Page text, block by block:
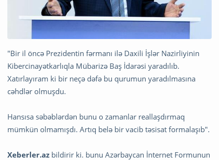
"Bir il öncə Prezidentin fərmanı ilə Daxili İşlər Nazirliyinin
Kibercinayətkarlıqla Mübarizə Baş İdarəsi yaradılıb.
Xatırlayıram ki bir neçə dəfə bu qurumun yaradılmasına
cəhdlər olmuşdu.
Hansısa səbəblərdən bunu o zamanlar reallaşdırmaq
mümkün olmamışdı. Artıq belə bir vacib təsisat formalaşıb".
Xeberler.az bildirir ki. bunu Azərbaycan İnternet Formunun